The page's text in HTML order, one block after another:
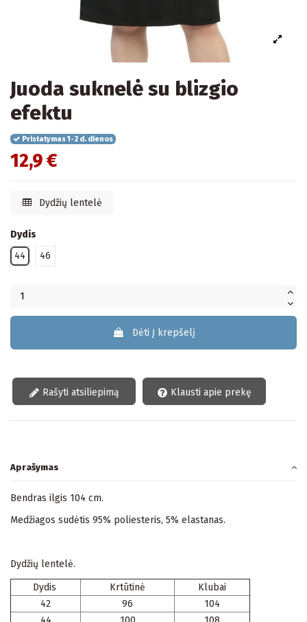
Juoda suknelė su blizgio
efektu
Pristatymas 1-2 d. dienos
12,9 €
Dydžių lentelė
Dydis
44
46
Dėti Į krepšelį
Rašyti atsiliepimą Klausti apie prekę
Aprašymas
Bendras ilgis 104 cm.
Medžiagos sudėtis 95% poliesteris, 5% elastanas.
Dydžių lentelė.
Dydis Krtūtinė
Klubai
42
96
104